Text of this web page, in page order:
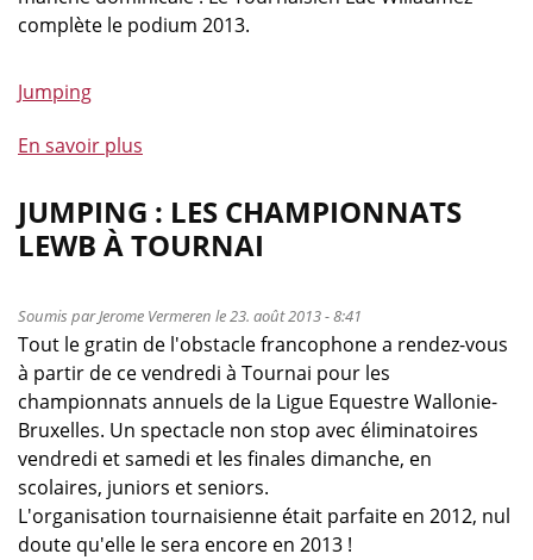
complète le podium 2013.
Jumping
En savoir plus
de
Championnats
LEWB
jumping
:
les
chiens
ne
font
pas
des
chats
JUMPING : LES CHAMPIONNATS
LEWB À TOURNAI
Soumis parJerome Vermeren le 23. août 2013 - 8:41
Tout le gratin de l'obstacle francophone a rendez-vous
à partir de ce vendredi à Tournai pour les
championnats annuels de la Ligue Equestre Wallonie-
Bruxelles. Un spectacle non stop avec éliminatoires
vendredi et samedi et les finales dimanche, en
scolaires, juniors et seniors.
L'organisation tournaisienne était parfaite en 2012, nul
doute qu'elle le sera encore en 2013 !